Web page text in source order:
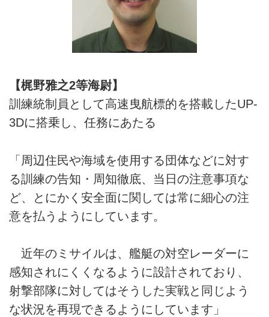
【梶野雅之2等海尉】
訓練統制員として高速曳航標的を搭載したUP-
3Dに搭乗し、任務にあたる
「周辺住民や海域を使用する団体などに対す
る訓練の告知・周知徹底、当日の注意事項な
ど、とにかく安全面に関しては常に細心の注
意を払うようにしています。
近年のミサイルは、艦艇の対空レーダーに
感知されにくくなるように設計されており、
射撃部隊に対してはそうした実戦と同じよう
な状況を再現できるようにしています」